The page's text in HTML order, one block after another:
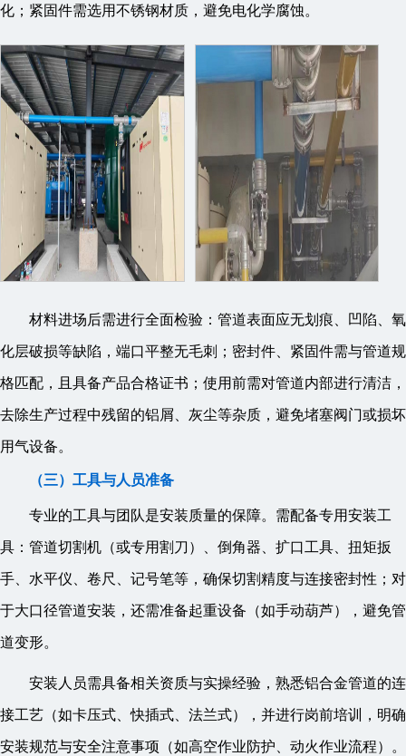
化；紧固件需选用不锈钢材质，避免电化学腐蚀。
材料进场后需进行全面检验：管道表面应无划痕、凹陷、氧
化层破损等缺陷，端口平整无毛刺；密封件、紧固件需与管道规
格匹配，且具备产品合格证书；使用前需对管道内部进行清洁，
去除生产过程中残留的铝屑、灰尘等杂质，避免堵塞阀门或损坏
用气设备。
（三）工具与人员准备
专业的工具与团队是安装质量的保障。需配备专用安装工
具：管道切割机（或专用割刀）、倒角器、扩口工具、扭矩扳
手、水平仪、卷尺、记号笔等，确保切割精度与连接密封性；对
于大口径管道安装，还需准备起重设备（如手动葫芦），避免管
道变形。
安装人员需具备相关资质与实操经验，熟悉铝合金管道的连
接工艺（如卡压式、快插式、法兰式），并进行岗前培训，明确
安装规范与安全注意事项（如高空作业防护、动火作业流程）。